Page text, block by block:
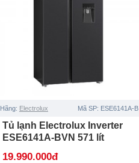
Hãng: Electrolux Mã SP: ESE6141A-B
Tủ lạnh Electrolux Inverter
ESE6141A-BVN 571 lít
19.990.000đ